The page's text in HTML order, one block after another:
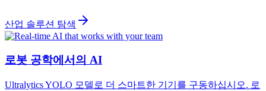
산업 솔루션 탐색
로봇 공학에서의 AI
Ultralytics YOLO 모델로 더 스마트한 기기를 구동하십시오. 로